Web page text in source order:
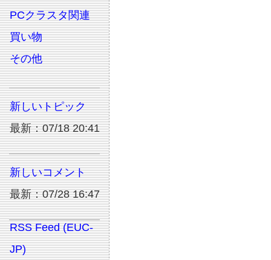
PCクラスタ関連
買い物
その他
新しいトピック
最新：07/18 20:41
新しいコメント
最新：07/28 16:47
RSS Feed (EUC-
JP)